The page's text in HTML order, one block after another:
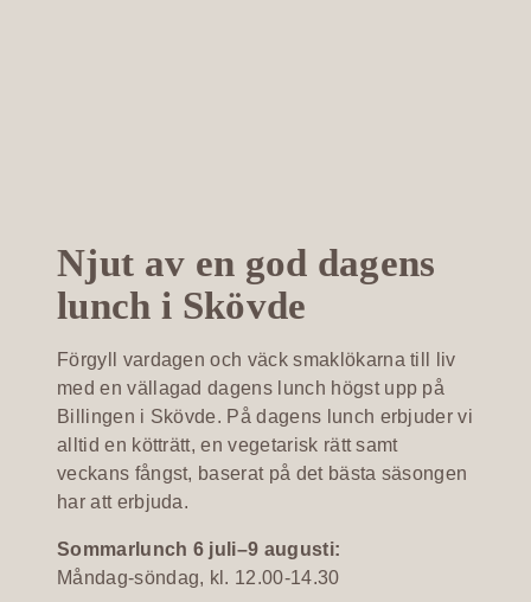
Njut av en god dagens
lunch i Skövde
Förgyll vardagen och väck smaklökarna till liv
med en vällagad dagens lunch högst upp på
Billingen i Skövde. På dagens lunch erbjuder vi
alltid en kötträtt, en vegetarisk rätt samt
veckans fångst, baserat på det bästa säsongen
har att erbjuda.
Sommarlunch 6 juli–9 augusti:
Måndag-söndag, kl. 12.00-14.30